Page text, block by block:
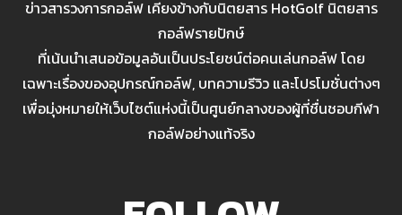
ข่าวสารวงการกอล์ฟ เคียงข้างกับนิตยสาร HotGolf นิตยสาร
กอล์ฟรายปักษ์
ที่เน้นนำเสนอข้อมูลอันเป็นประโยชน์ต่อคนเล่นกอล์ฟ โดย
เฉพาะเรื่องของอุปกรณ์กอล์ฟ, บทความรีวิว และโปรโมชั่นต่างๆ
เพื่อมุ่งหมายให้เว็บไซต์แห่งนี้เป็นศูนย์กลางของผู้ที่ชื่นชอบกีฬา
กอล์ฟอย่างแท้จริง